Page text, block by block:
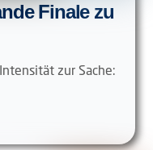
Finale zu
zur Sache: